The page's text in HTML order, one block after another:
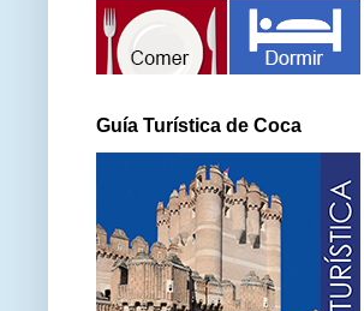
Guía Turística de Coca